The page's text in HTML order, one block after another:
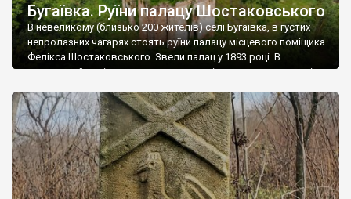
Бугаївка. Руїни палацу Шостаковського
В невеликому (близько 200 жителів) селі Бугаївка, в густих
непролазних чагарях стоять руїни палацу місцевого поміщика
Фелікса Шостаковського. Звели палац у 1893 році. В
радянський період у ньому спочатку містилася школа, потім
століття тут розмістили туберкульозну лікарню. Коли із
палацу виїхала лікарня – ми точно не […]